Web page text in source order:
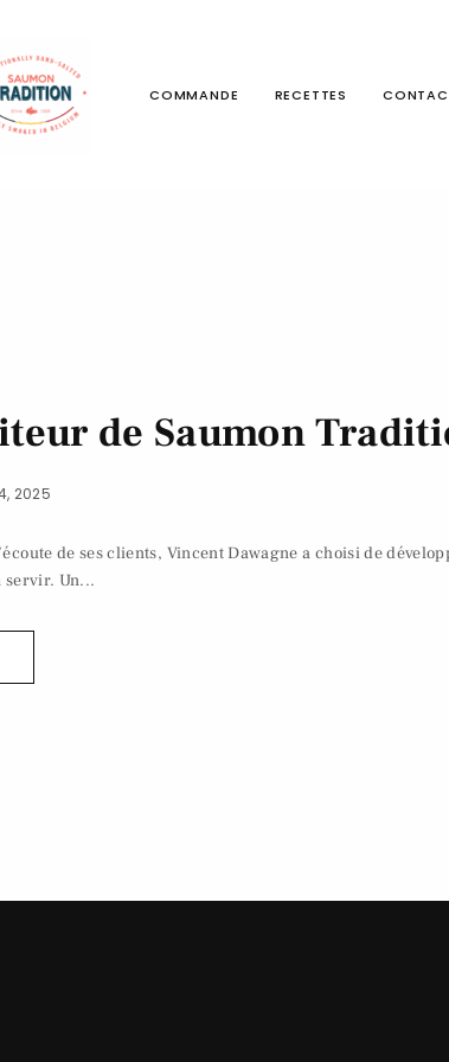
COMMANDE RECETTES
de Saumon
2025
de ses clients, Vincent Dawagne a choisi de
servir. Un...